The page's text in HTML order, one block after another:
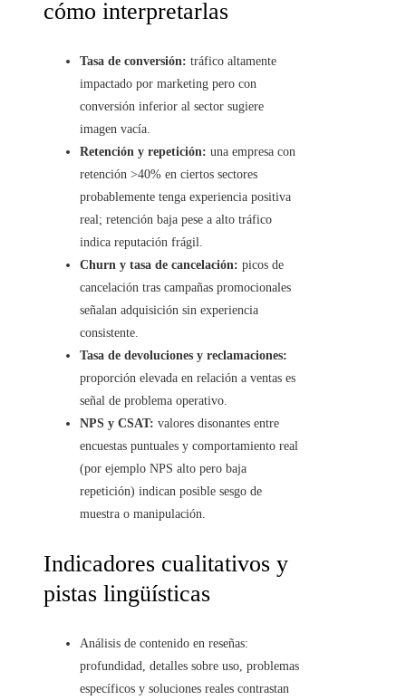
cómo interpretarlas
Tasa de conversión: tráfico altamente
impactado por marketing pero con
conversión inferior al sector sugiere
imagen vacía.
Retención y repetición: una empresa con
retención >40% en ciertos sectores
probablemente tenga experiencia positiva
real; retención baja pese a alto tráfico
indica reputación frágil.
Churn y tasa de cancelación: picos de
cancelación tras campañas promocionales
señalan adquisición sin experiencia
consistente.
Tasa de devoluciones y reclamaciones:
proporción elevada en relación a ventas es
señal de problema operativo.
NPS y CSAT: valores disonantes entre
encuestas puntuales y comportamiento real
(por ejemplo NPS alto pero baja
repetición) indican posible sesgo de
muestra o manipulación.
Indicadores cualitativos y
pistas lingüísticas
Análisis de contenido en reseñas:
profundidad, detalles sobre uso, problemas
específicos y soluciones reales contrastan